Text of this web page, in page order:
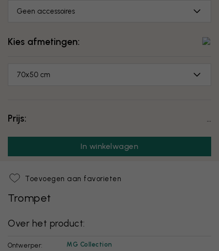
Geen accessoires
Kies afmetingen:
70x50 cm
Prijs:
In winkelwagen
Toevoegen aan favorieten
Trompet
Over het product:
Ontwerper: MG Collection